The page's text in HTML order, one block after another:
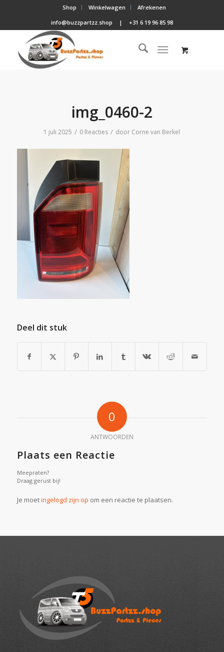
Shop Winkelwagen
Afrekenen
info@buzzpartzz.shop
| +31 6 19 96 85 98
img_0460-2
1 juli 2025 / 0 Reacties / door Corne van Berkel
Deel dit stuk
0
ANTWOORDEN
Plaats een Reactie
Meepraten?
Draag gerust bij!
Je moetingelogd zijn op om een reactie te plaatsen.